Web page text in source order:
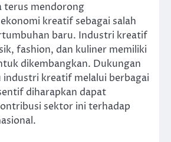
terus mendorong
kreatif sebagai salah
baru. Industri kreatif
fashion, dan kuliner memiliki
dikembangkan. Dukungan
industri kreatif melalui berbagai
diharapkan dapat
sektor ini terhadap